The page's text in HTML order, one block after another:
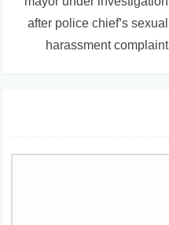
after police chief’s sexual
harassment complaint